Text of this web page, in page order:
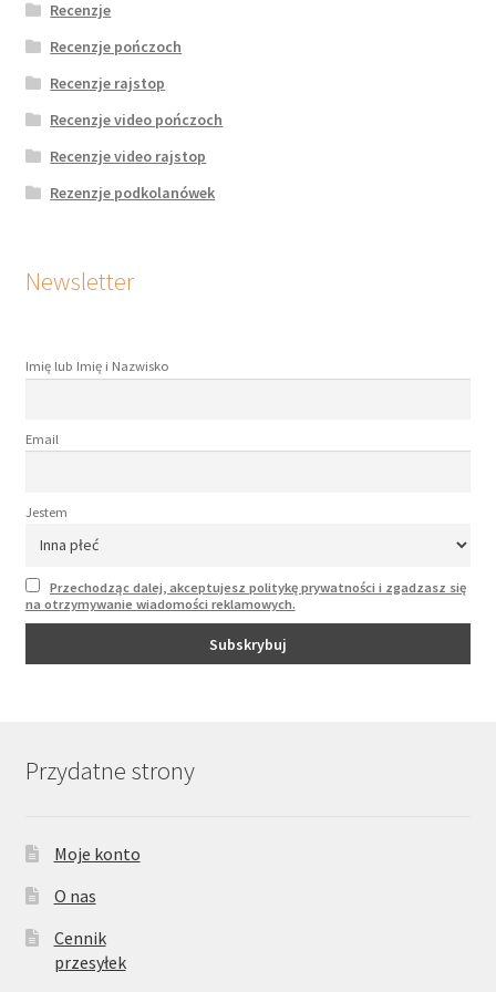
Recenzje
Recenzje pończoch
Recenzje rajstop
Recenzje video pończoch
Recenzje video rajstop
Rezenzje podkolanówek
Newsletter
Imię lub Imię i Nazwisko
Email
Jestem
Przechodząc dalej, akceptujesz politykę prywatności i zgadzasz się
na otrzymywanie wiadomości reklamowych.
Przydatne strony
Moje konto
O nas
Cennik
przesyłek